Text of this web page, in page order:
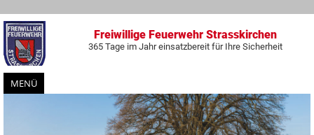
Freiwillige Feuerwehr Strasskirchen
365 Tage im Jahr einsatzbereit für Ihre Sicherheit
MENÜ
Zum
Inhalt
springen